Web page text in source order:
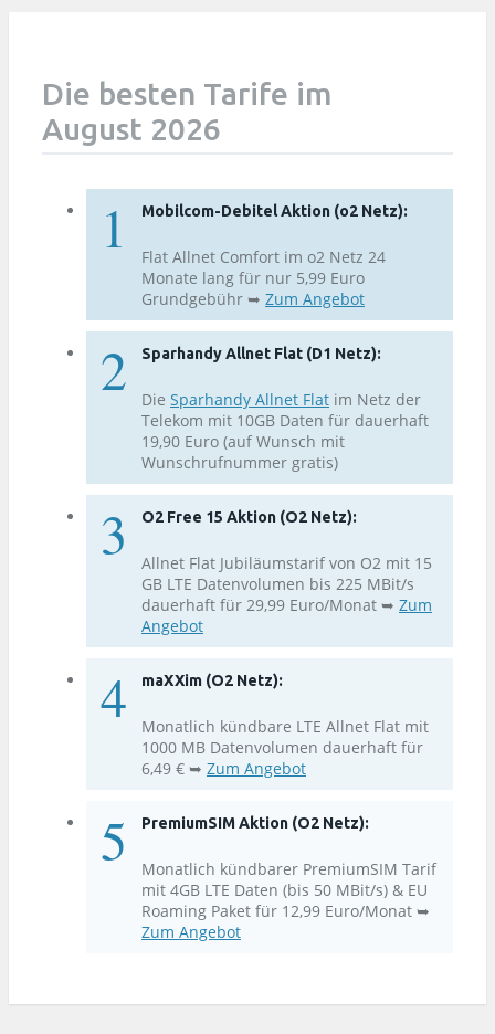
Die besten Tarife im
August 2026
Mobilcom-Debitel Aktion (o2 Netz):
Flat Allnet Comfort im o2 Netz 24
Monate lang für nur 5,99 Euro
Grundgebühr ➥ Zum Angebot
Sparhandy Allnet Flat (D1 Netz):
Die Sparhandy Allnet Flat im Netz der
Telekom mit 10GB Daten für dauerhaft
19,90 Euro (auf Wunsch mit
Wunschrufnummer gratis)
O2 Free 15 Aktion (O2 Netz):
Allnet Flat Jubiläumstarif von O2 mit 15
GB LTE Datenvolumen bis 225 MBit/s
dauerhaft für 29,99 Euro/Monat ➥ Zum
Angebot
maXXim (O2 Netz):
Monatlich kündbare LTE Allnet Flat mit
1000 MB Datenvolumen dauerhaft für
6,49 € ➥ Zum Angebot
PremiumSIM Aktion (O2 Netz):
Monatlich kündbarer PremiumSIM Tarif
mit 4GB LTE Daten (bis 50 MBit/s) & EU
Roaming Paket für 12,99 Euro/Monat ➥
Zum Angebot